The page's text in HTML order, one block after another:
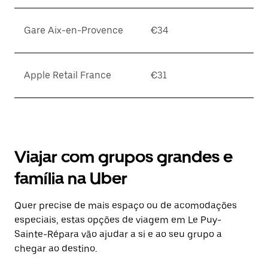
Gare Aix-en-Provence €34
Apple Retail France €31
Viajar com grupos grandes e
família na Uber
Quer precise de mais espaço ou de acomodações
especiais, estas opções de viagem em Le Puy-
Sainte-Répara vão ajudar a si e ao seu grupo a
chegar ao destino.